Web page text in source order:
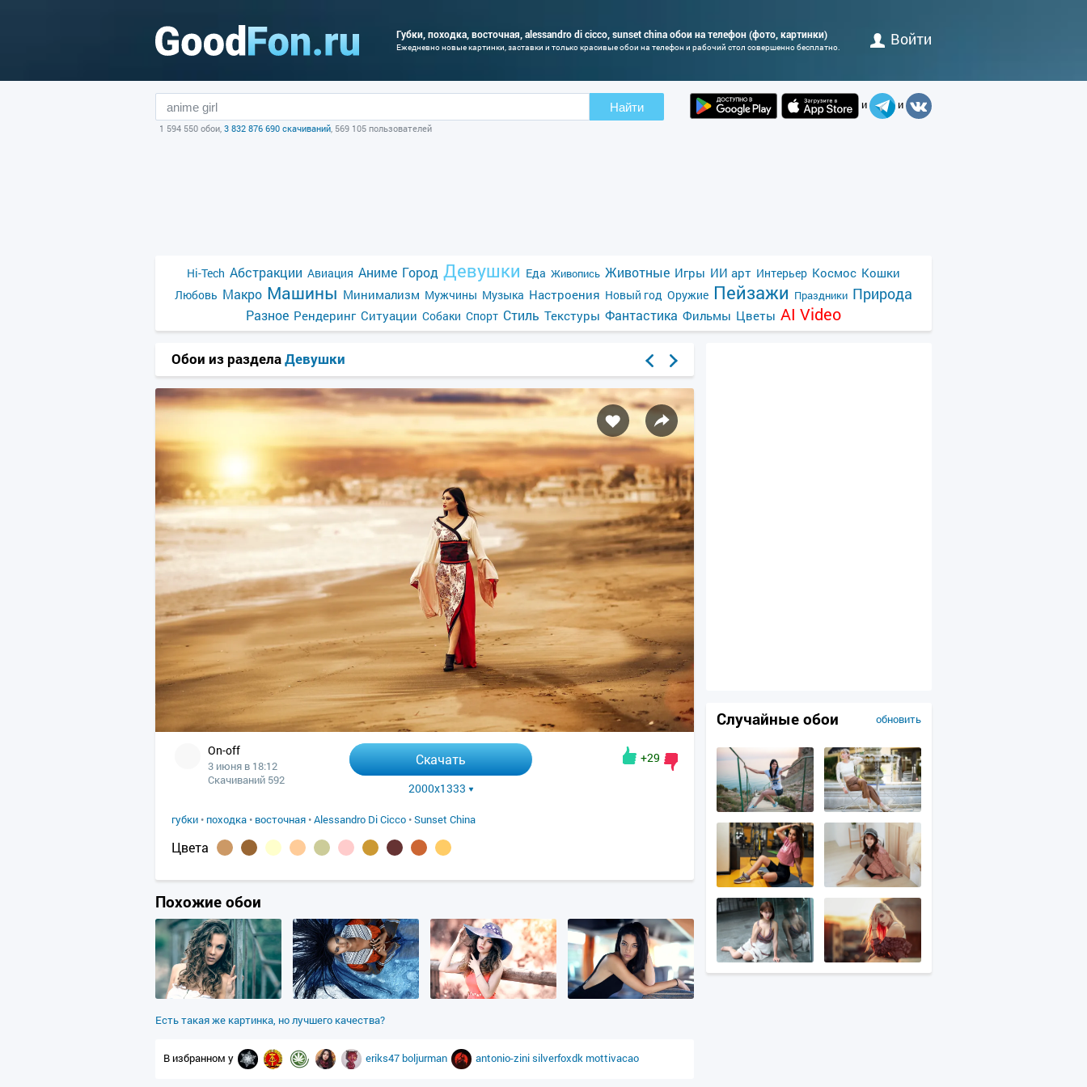
Губки, походка, восточная, alessandro di cicco, sunset china обои на телефон (фото, картинки)
Ежедневно новые картинки, заставки и только красивые обои на телефон и рабочий стол совершенно бесплатно. Войти
Найти
1 594 550 обои, 3 832 876 690 скачиваний, 569 105 пользователей
и и
Hi-Tech Абстракции Авиация Аниме Город Девушки Еда Живопись Животные Игры ИИ арт Интерьер Космос Кошки
Любовь Макро Машины Минимализм Мужчины Музыка Настроения Новый год Оружие Пейзажи Праздники Природа
Разное Рендеринг Ситуации Собаки Спорт Стиль Текстуры Фантастика Фильмы Цветы AI Video
Обои из разделаДевушки
On-off
3 июня в 18:12
Скачиваний 592
Скачать
2000x1333
+29
губки • походка • восточная •Alessandro Di Cicco •Sunset China
Цвета
Похожие обои
Есть такая же картинка, но лучшего качества?
В избранном у eriks47 boljurman antonio-zinisilverfoxdk mottivacao
обновить
Случайные обои